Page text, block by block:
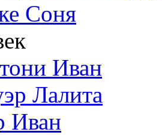
Соня
Иван
Лалита
Иван